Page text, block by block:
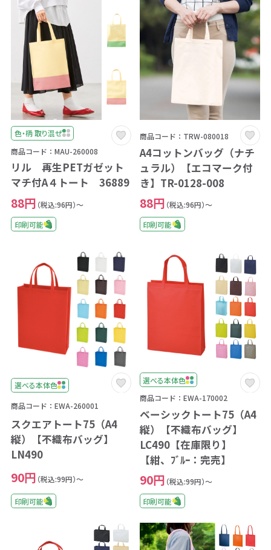
色・柄 取り混ぜ
商品コード：MAU-260008
リル 再生PETガゼット
マチ付A４トート 36889
88円 （税込:96円）～
印刷可能
商品コード：TRW-080018
A4コットンバッグ（ナチ
ュラル）【エコマーク付
き】TR-0128-008
88円 （税込:96円）～
印刷可能
選べる本体色
商品コード：EWA-260001
スクエアトート75（A4
縦）【不織布バッグ】
LN490
90円 （税込:99円）～
印刷可能
選べる本体色
商品コード：EWA-170002
ベーシックトート75（A4
縦）【不織布バッグ】
LC490【在庫限り】
【紺、ﾌﾞﾙｰ：完売】
90円 （税込:99円）～
印刷可能